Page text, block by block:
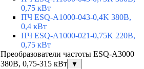
0,75 кВт
ПЧ ESQ-A1000-043-0,4K 380В,
0,4 кВт
ПЧ ESQ-A1000-021-0,75K 220В,
0,75 кВт
Преобразователи частоты ESQ-A3000
380В, 0,75-315 кВт
▼